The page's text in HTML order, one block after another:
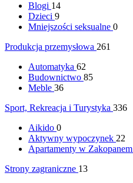
Blogi 14
Dzieci 9
Mniejszości seksualne 0
Produkcja przemysłowa 261
Automatyka 62
Budownictwo 85
Meble 36
Sport, Rekreacja i Turystyka 336
Aikido 0
Aktywny wypoczynek 22
Apartamenty w Zakopanem
Strony zagraniczne 13